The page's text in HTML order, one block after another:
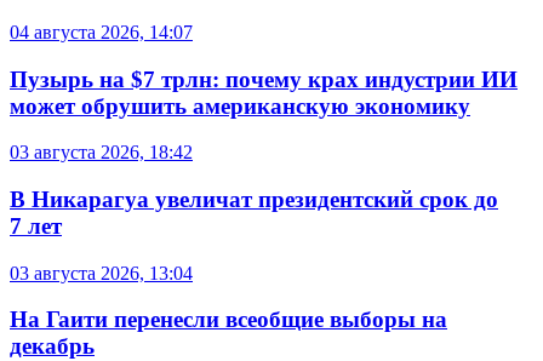
04 августа 2026, 14:07
Пузырь на $7 трлн: почему крах индустрии ИИ
может обрушить американскую экономику
03 августа 2026, 18:42
В Никарагуа увеличат президентский срок до
7 лет
03 августа 2026, 13:04
На Гаити перенесли всеобщие выборы на
декабрь